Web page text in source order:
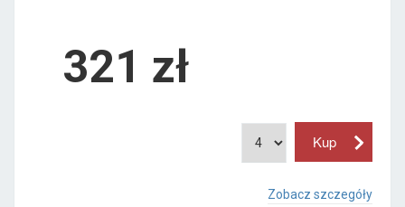
321 zł
Zobacz szczegóły